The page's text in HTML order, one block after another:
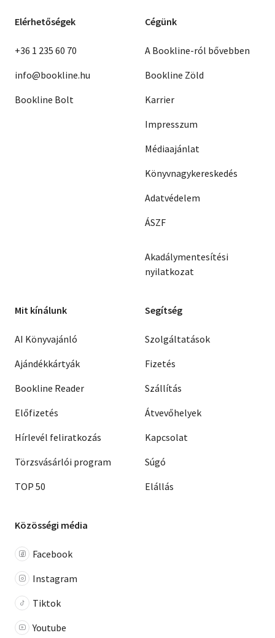
Elérhetőségek
+36 1 235 60 70
info@bookline.hu
Bookline Bolt
Cégünk
A Bookline-ról bővebben
Bookline Zöld
Karrier
Impresszum
Médiaajánlat
Könyvnagykereskedés
Adatvédelem
ÁSZF
Akadálymentesítési
nyilatkozat
Mit kínálunk
AI Könyvajánló
Ajándékkártyák
Bookline Reader
Előfizetés
Hírlevél feliratkozás
Törzsvásárlói program
TOP 50
Segítség
Szolgáltatások
Fizetés
Szállítás
Átvevőhelyek
Kapcsolat
Súgó
Elállás
Közösségi média
Facebook
Instagram
Tiktok
Youtube